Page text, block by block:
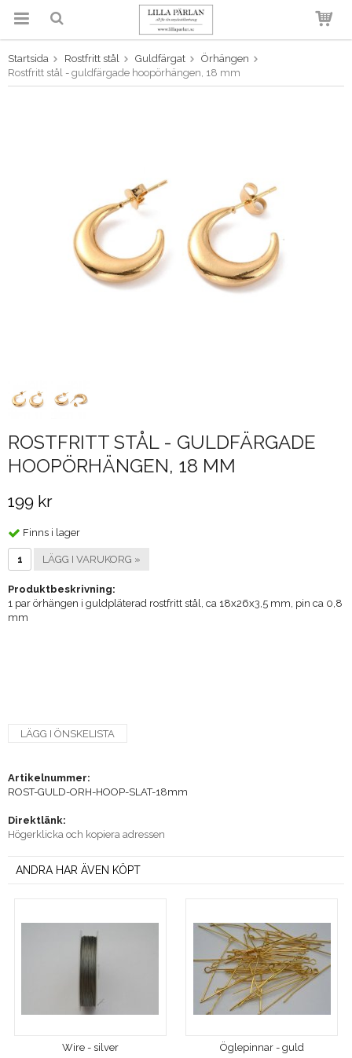
Produkten har blivit tillagd i
varukorgen
Startsida Rostfritt stål Guldfärgat
Örhängen
Rostfritt stål - guldfärgade hoopörhängen, 18 mm
ROSTFRITT STÅL - GULDFÄRGADE
HOOPÖRHÄNGEN, 18 MM
199 kr
Finns i lager
LÄGG I VARUKORG »
Produktbeskrivning:
1 par örhängen i guldpläterad rostfritt stål, ca 18x26x3,5 mm, pin ca 0,8
mm
LÄGG I ÖNSKELISTA
Artikelnummer:
ROST-GULD-ORH-HOOP-SLAT-18mm
Direktlänk:
Högerklicka och kopiera adressen
ANDRA HAR ÄVEN KÖPT
Wire - silver Öglepinnar - guld